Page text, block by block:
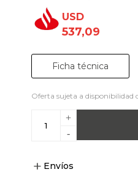
USD
537,09
Ficha técnica
Oferta sujeta a disponibilidad
+
-
Envíos